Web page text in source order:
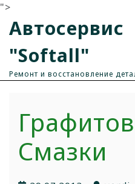
">
Автосервис
"Softall"
Ремонт и восстановление
Смазки